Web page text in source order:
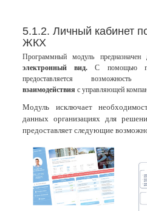
5.1.2. Личный кабинет
ЖКХ
Программный модуль предназначен
электронный вид. С помощью
предоставляется возможность
взаимодействия с управляющей
Модуль исключает
данных организациях для
предоставляет следующие